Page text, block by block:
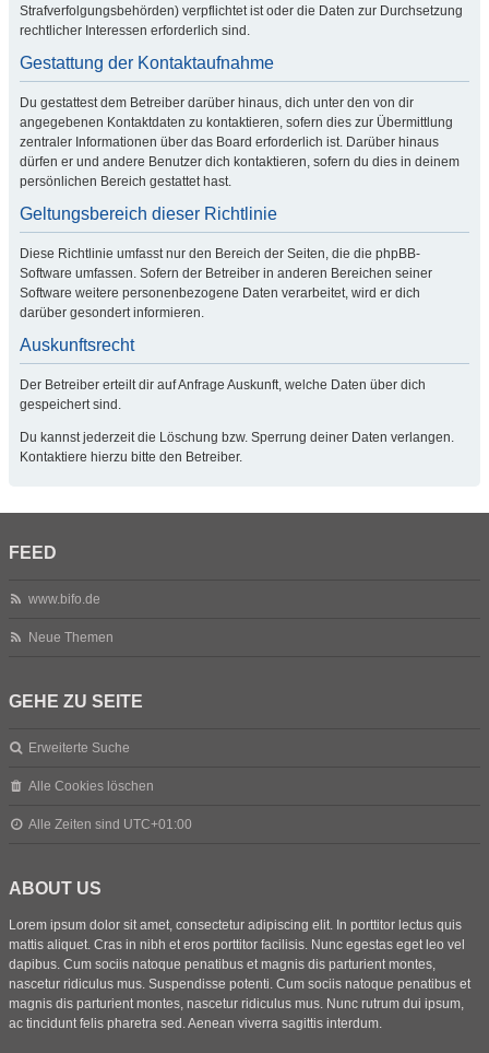
Strafverfolgungsbehörden) verpflichtet ist oder die Daten zur Durchsetzung
rechtlicher Interessen erforderlich sind.
Gestattung der Kontaktaufnahme
Du gestattest dem Betreiber darüber hinaus, dich unter den von dir
angegebenen Kontaktdaten zu kontaktieren, sofern dies zur Übermittlung
zentraler Informationen über das Board erforderlich ist. Darüber hinaus
dürfen er und andere Benutzer dich kontaktieren, sofern du dies in deinem
persönlichen Bereich gestattet hast.
Geltungsbereich dieser Richtlinie
Diese Richtlinie umfasst nur den Bereich der Seiten, die die phpBB-
Software umfassen. Sofern der Betreiber in anderen Bereichen seiner
Software weitere personenbezogene Daten verarbeitet, wird er dich
darüber gesondert informieren.
Auskunftsrecht
Der Betreiber erteilt dir auf Anfrage Auskunft, welche Daten über dich
gespeichert sind.
Du kannst jederzeit die Löschung bzw. Sperrung deiner Daten verlangen.
Kontaktiere hierzu bitte den Betreiber.
FEED
www.bifo.de
Neue Themen
GEHE ZU SEITE
Erweiterte Suche
Alle Cookies löschen
Alle Zeiten sind UTC+01:00
ABOUT US
Lorem ipsum dolor sit amet, consectetur adipiscing elit. In porttitor lectus quis
mattis aliquet. Cras in nibh et eros porttitor facilisis. Nunc egestas eget leo vel
dapibus. Cum sociis natoque penatibus et magnis dis parturient montes,
nascetur ridiculus mus. Suspendisse potenti. Cum sociis natoque penatibus et
magnis dis parturient montes, nascetur ridiculus mus. Nunc rutrum dui ipsum,
ac tincidunt felis pharetra sed. Aenean viverra sagittis interdum.